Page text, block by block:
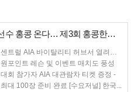
세계 챔피언 홍지승 선수 홍콩 온다… 제3회 홍콩한인팔씨름대회 9월 12…
센트럴 AIA 바이탈리티 허브서 열려…
원포인트 레슨 및 이벤트 매치도 풍성
대회 참가자 AIA 대관람차 티켓 증정 -
최대 100장 준비 완료 [수요저널] 한국...